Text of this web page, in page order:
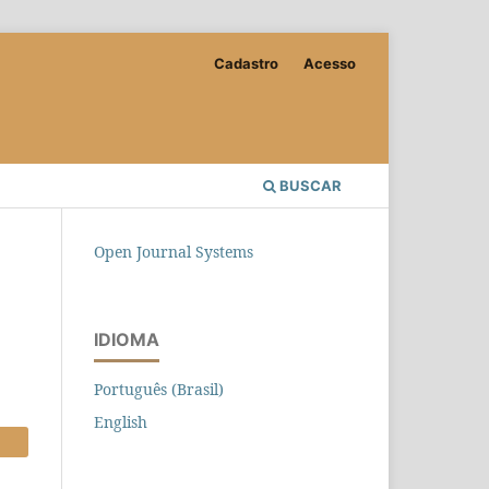
BUSCAR
Cadastro Acesso
Open Journal Systems
IDIOMA
Português (Brasil)
English